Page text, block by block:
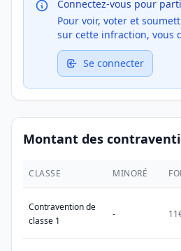
Connectez-vous pour
Pour voir, voter et
sur cette infraction, vous
Se connecter
Montant des
CLASSE MINORÉ
Contravention de
classe 1
-